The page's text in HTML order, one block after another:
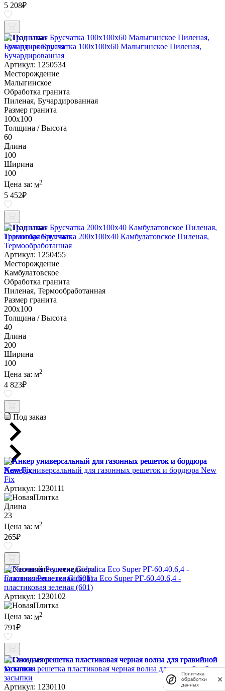
5 208₽
Под заказ
Гранитная Брусчатка 100х100x60 Малыгинское Пиленая,
Бучардированная
Артикул: 1250534
Месторождение
Малыгинское
Обработка гранита
Пиленая, Бучардированная
Размер гранита
100х100
Толщина / Высота
60
Длина
100
Ширина
100
Цена за: м2
5 452₽
Под заказ
Гранитная Брусчатка 200х100x40 Камбулатовское Пиленая,
Термообработанная
Артикул: 1250455
Месторождение
Камбулатовское
Обработка гранита
Пиленая, Термообработанная
Размер гранита
200х100
Толщина / Высота
40
Длина
200
Ширина
100
Цена за: м2
4 823₽
Под заказ
Анкер универсальный для газонных решеток и бордюра New
Fix
Артикул: 1230111
Длина
23
Цена за: м2
265₽
Уточняйте у менеджера
Газонная Решетка Gidrolica Eco Super РГ-60.40.6,4 -
пластиковая зеленая (601)
Артикул: 1230102
Цена за: м2
791₽
Ожидается
Газонная решетка пластиковая черная волна для гравийной
засыпки
Артикул: 1230110
Политика
обработки
данных